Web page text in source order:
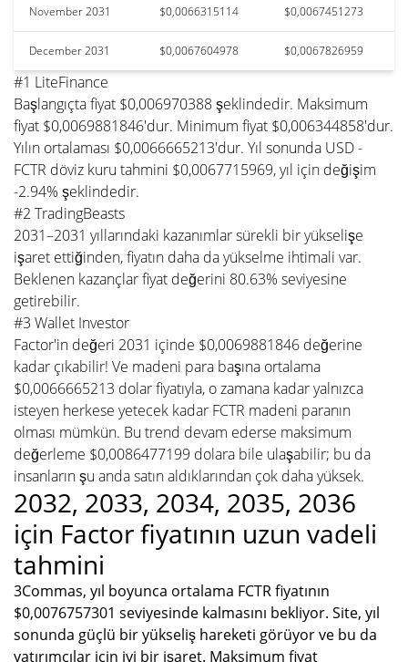
November 2031 $0,0066315114 $0,0067451273
December 2031 $0,0067604978 $0,0067826959
#1 LiteFinance
Başlangıçta fiyat $0,006970388 şeklindedir. Maksimum
fiyat $0,0069881846'dur. Minimum fiyat $0,006344858'dur.
Yılın ortalaması $0,0066665213'dur. Yıl sonunda USD -
FCTR döviz kuru tahmini $0,0067715969, yıl için değişim
-2.94% şeklindedir.
#2 TradingBeasts
2031–2031 yıllarındaki kazanımlar sürekli bir yükselişe
işaret ettiğinden, fiyatın daha da yükselme ihtimali var.
Beklenen kazançlar fiyat değerini 80.63% seviyesine
getirebilir.
#3 Wallet Investor
Factor'in değeri 2031 içinde $0,0069881846 değerine
kadar çıkabilir! Ve madeni para başına ortalama
$0,0066665213 dolar fiyatıyla, o zamana kadar yalnızca
isteyen herkese yetecek kadar FCTR madeni paranın
olması mümkün. Bu trend devam ederse maksimum
değerleme $0,0086477199 dolara bile ulaşabilir; bu da
insanların şu anda satın aldıklarından çok daha yüksek.
2032, 2033, 2034, 2035, 2036
için Factor fiyatının uzun vadeli
tahmini
3Commas, yıl boyunca ortalama FCTR fiyatının
$0,0076757301 seviyesinde kalmasını bekliyor. Site, yıl
sonunda güçlü bir yükseliş hareketi görüyor ve bu da
yatırımcılar için iyi bir işaret. Maksimum fiyat